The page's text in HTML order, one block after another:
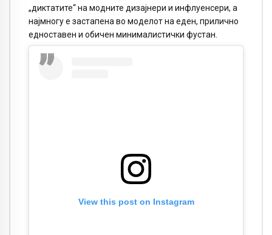
„диктатите“ на модните дизајнери и инфлуенсери, а
најмногу е застапена во моделот на еден, прилично
едноставен и обичен минималистички фустан.
View this post on Instagram